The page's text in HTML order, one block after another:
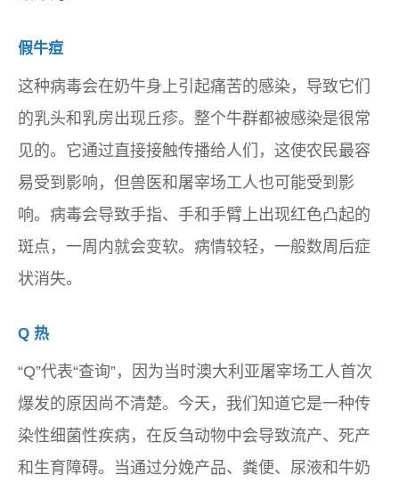
假牛痘
这种病毒会在奶牛身上引起痛苦的感染，导致它们
的乳头和乳房出现丘疹。整个牛群都被感染是很常
见的。它通过直接接触传播给人们，这使农民最容
易受到影响，但兽医和屠宰场工人也可能受到影
响。病毒会导致手指、手和手臂上出现红色凸起的
斑点，一周内就会变软。病情较轻，一般数周后症
状消失。
Q 热
“Q”代表“查询”，因为当时澳大利亚屠宰场工人首次
爆发的原因尚不清楚。今天，我们知道它是一种传
染性细菌性疾病，在反刍动物中会导致流产、死产
和生育障碍。当通过分娩产品、粪便、尿液和牛奶